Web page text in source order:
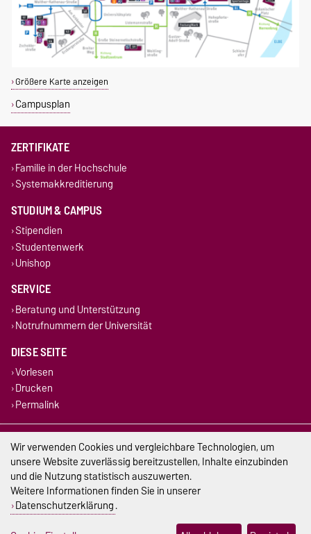
Größere Karte anzeigen
Campusplan
ZERTIFIKATE
Familie in der Hochschule
Systemakkreditierung
STUDIUM & CAMPUS
Stipendien
Studentenwerk
Unishop
SERVICE
Beratung und Unterstützung
Notrufnummern der Universität
DIESE SEITE
Vorlesen
Drucken
Permalink
Impressum
Datenschutz
Barrierefreiheit
Cookie-Einstellungen
Wir verwenden Cookies und vergleichbare Technologien, um
unsere Website zuverlässig bereitzustellen, Inhalte einzubinden
und die Nutzung statistisch auszuwerten.
Weitere Informationen finden Sie in unserer
Datenschutzerklärung.